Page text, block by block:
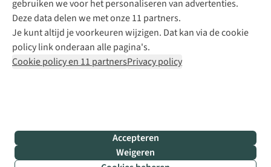
gebruiken we voor het personaliseren van advertenties.
Deze data delen we met onze 11 partners.
Je kunt altijd je voorkeuren wijzigen. Dat kan via de cookie
policy link onderaan alle pagina's.
Cookie policy en 11 partnersPrivacy policy
Accepteren
Weigeren
Bever
B.V.